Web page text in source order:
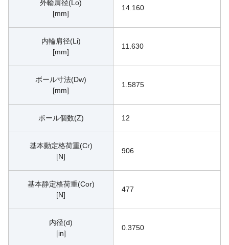
外輪肩径(Lo)
[mm]
14.160
内輪肩径(Li)
[mm]
11.630
ボール寸法(Dw)
[mm]
1.5875
ボール個数(Z) 12
基本動定格荷重(Cr)
[N]
906
基本静定格荷重(Cor)
[N]
477
内径(d)
[in]
0.3750